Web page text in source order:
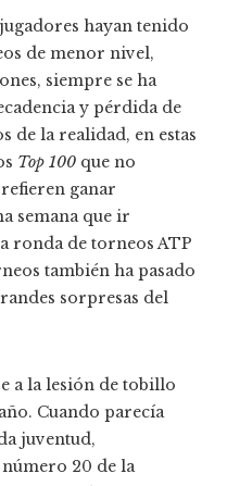
hayan tenido
de menor nivel,
siempre se ha
y pérdida de
de la realidad, en estas
Top 100 que no
ganar
semana que ir
ronda de torneos ATP
también ha pasado
sorpresas del
a la lesión de tobillo
Cuando parecía
juventud,
20 de la